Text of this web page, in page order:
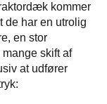
kommer
de har en utrolig
en stor
skift af
at udfører